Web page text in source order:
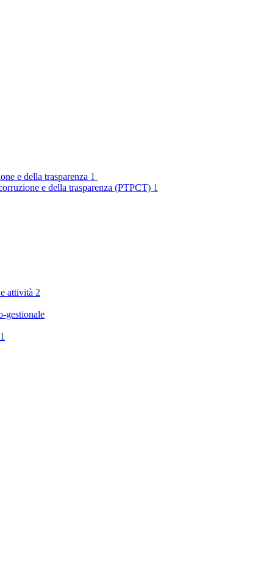
e della trasparenza 1
e della trasparenza (PTPCT) 1
attività 2
gestionale
1